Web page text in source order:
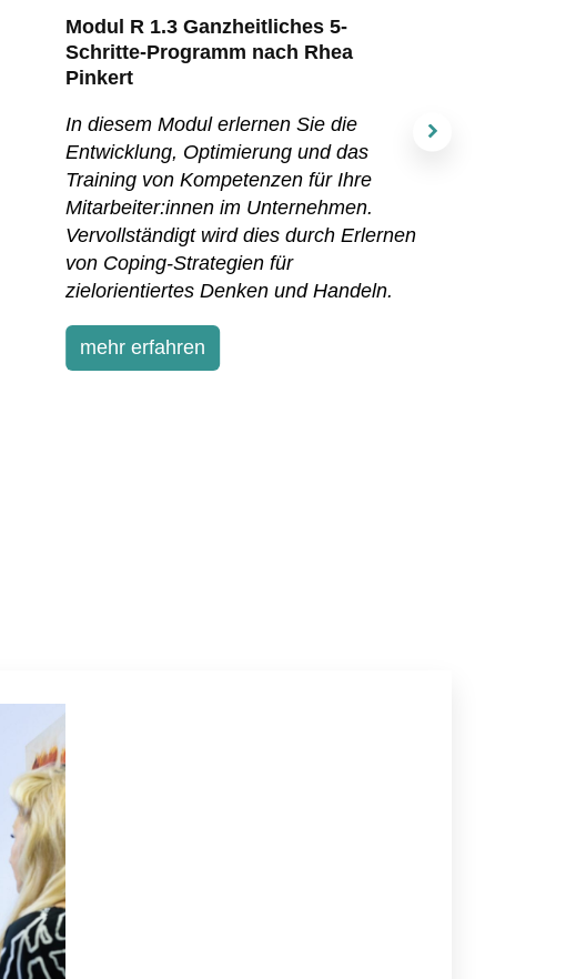
Modul R 1.3 Ganzheitliches 5-
Schritte-Programm nach Rhea
Pinkert
In diesem Modul erlernen Sie die
Entwicklung, Optimierung und das
Training von Kompetenzen für Ihre
Mitarbeiter:innen im Unternehmen.
Vervollständigt wird dies durch Erlernen
von Coping-Strategien für
zielorientiertes Denken und Handeln.
mehr erfahren